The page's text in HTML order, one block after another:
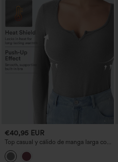
€40,95 EUR
Top casual y cálido de manga larga con
copas moldeadas push-up y escote con
muesca